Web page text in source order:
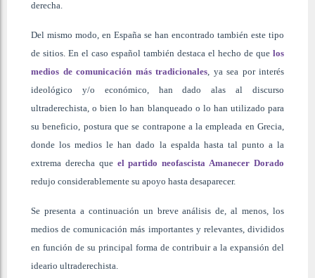
derecha.
Del mismo modo, en España se han encontrado también este tipo
de sitios. En el caso español también destaca el hecho de que los
medios de comunicación más tradicionales , ya sea por interés
ideológico y/o económico, han dado alas al discurso
ultraderechista, o bien lo han blanqueado o lo han utilizado para
su beneficio, postura que se contrapone a la empleada en Grecia,
donde los medios le han dado la espalda hasta tal punto a la
extrema derecha que el partido neofascista Amanecer Dorado
redujo considerablemente su apoyo hasta desaparecer.
Se presenta a continuación un breve análisis de, al menos, los
medios de comunicación más importantes y relevantes, divididos
en función de su principal forma de contribuir a la expansión del
ideario ultraderechista.